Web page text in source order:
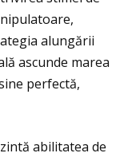
alungării
ascunde marea
perfectă,
abilitatea de